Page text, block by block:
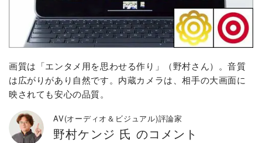
画質は「エンタメ用を思わせる作り」（野村さん）。音質
は広がりがあり自然です。内蔵カメラは、相手の大画面に
映されても安心の品質。
AV(オーディオ＆ビジュアル)評論家
野村ケンジ 氏 のコメント